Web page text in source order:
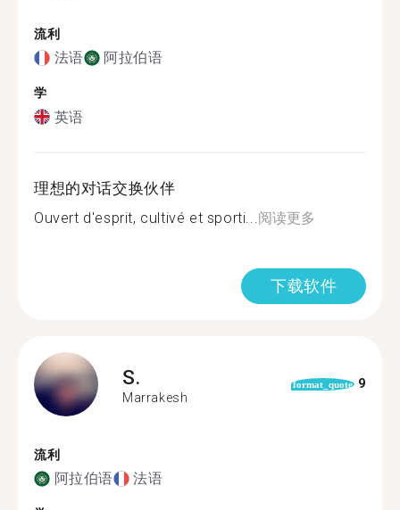
流利
法语 阿拉伯语
学
英语
理想的对话交换伙伴
Ouvert d'esprit, cultivé et sporti... 阅读更多
下载软件
S.
Marrakesh
format_quote 9
流利
阿拉伯语 法语